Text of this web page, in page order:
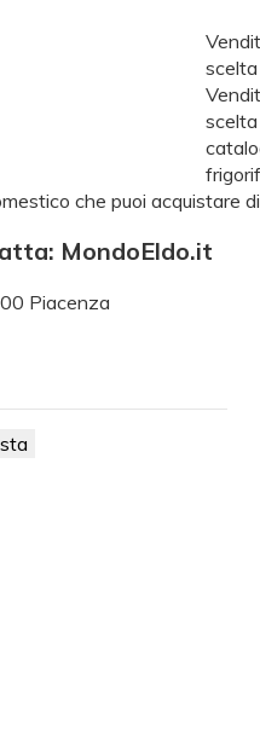
che puoi acquistare
MondoEldo.it
Piacenza